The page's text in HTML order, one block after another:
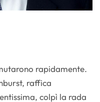
rapidamente.
raffica
colpì la rada